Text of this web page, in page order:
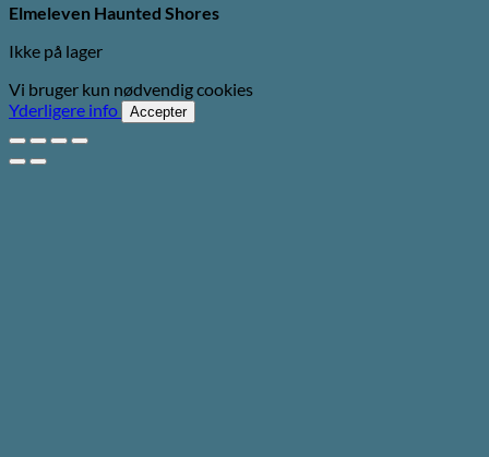
Elmeleven Haunted Shores
Ikke på lager
Vi bruger kun nødvendig cookies
Yderligere info
Accepter